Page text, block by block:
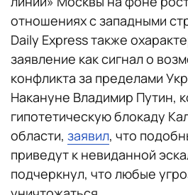
отношениях с западными
Daily Express также
заявление как сигнал о
конфликта за пределами
Накануне Владимир Путин,
гипотетическую блокаду
области, заявил, что
приведут к невиданной
подчеркнул, что любые